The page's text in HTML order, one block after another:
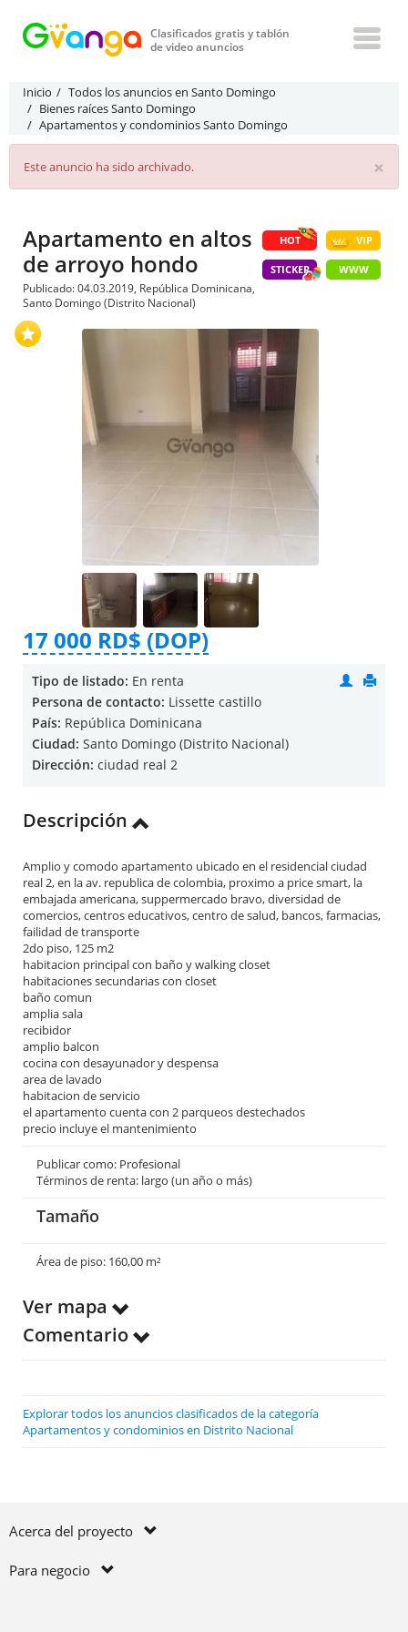
Clasificados gratis y tablón
de video anuncios
Inicio
Todos los anuncios en Santo Domingo
Bienes raíces Santo Domingo
Apartamentos y condominios Santo Domingo
×
Este anuncio ha sido archivado.
HOT VIP
STICKER WWW
Apartamento en altos
de arroyo hondo
Publicado: 04.03.2019, República Dominicana,
Santo Domingo (Distrito Nacional)
17 000 RD$ (DOP)
Tipo de listado: En renta
Persona de contacto: Lissette castillo
País: República Dominicana
Ciudad: Santo Domingo (Distrito Nacional)
Dirección: ciudad real 2
Descripción
Amplio y comodo apartamento ubicado en el residencial ciudad
real 2, en la av. republica de colombia, proximo a price smart, la
embajada americana, suppermercado bravo, diversidad de
comercios, centros educativos, centro de salud, bancos, farmacias,
failidad de transporte
2do piso, 125 m2
habitacion principal con baño y walking closet
habitaciones secundarias con closet
baño comun
amplia sala
recibidor
amplio balcon
cocina con desayunador y despensa
area de lavado
habitacion de servicio
el apartamento cuenta con 2 parqueos destechados
precio incluye el mantenimiento
Publicar como: Profesional
Términos de renta: largo (un año o más)
Tamaño
Área de piso: 160,00 m²
Ver mapa
Comentario
Explorar todos los anuncios clasificados de la categoría
Apartamentos y condominios en Distrito Nacional
Acerca del proyecto
Para negocio